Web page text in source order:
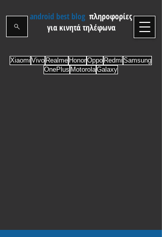
android best blog πληροφορίες
για κινητά τηλέφωνα
Xiaomi Vivo Realme HonorOppo Redmi Samsung
OnePlus MotorolaGalaxy